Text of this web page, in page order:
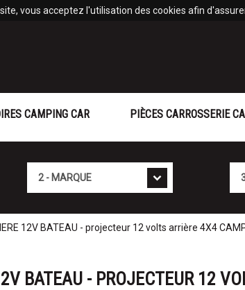
vous acceptez l'utilisation des cookies afin
CAMPING CAR PIÈCES CARROSSERIE
12V BATEAU - projecteur 12 volts arrière 4X4
BATEAU - PROJECTEUR 12